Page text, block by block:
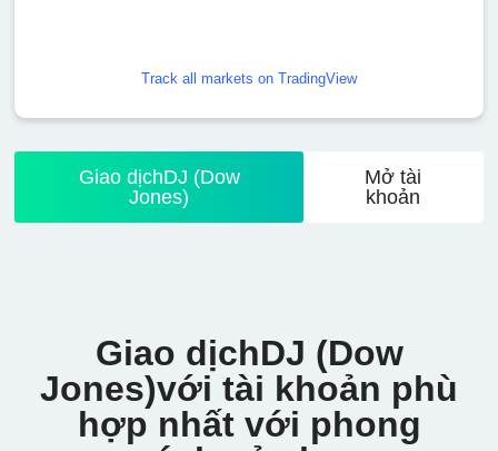
Track all markets on TradingView
Giao dịchDJ (Dow
Jones)
Mở tài
khoản
Giao dịchDJ (Dow
Jones)với tài khoản phù
hợp nhất với phong